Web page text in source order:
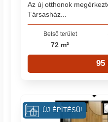
Az új otthonok
Társasház...
Belső terület
72 m²
95
ÚJ ÉPÍTÉSŰ!